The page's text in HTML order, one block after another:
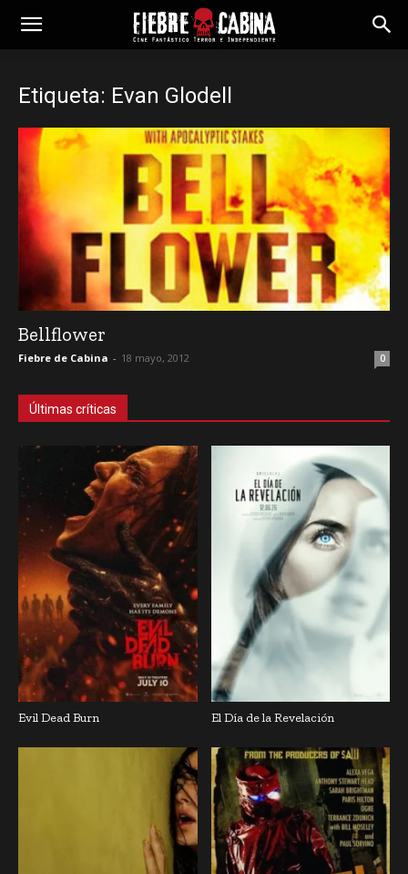
Etiqueta: Evan Glodell
Bellflower
Fiebre de Cabina - 18 mayo, 2012 0
Últimas críticas
Evil Dead Burn El Día de la Revelación